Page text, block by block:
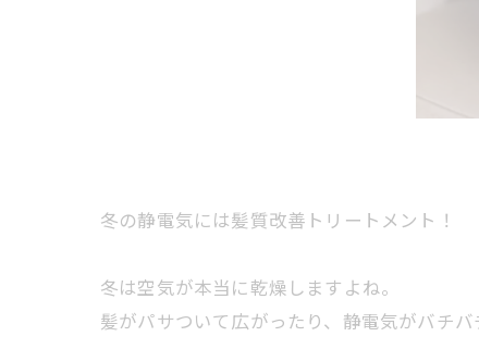
冬の静電気には髪質改善トリートメント！
冬は空気が本当に乾燥しますよね。
髪がパサついて広がったり、静電気がバチ